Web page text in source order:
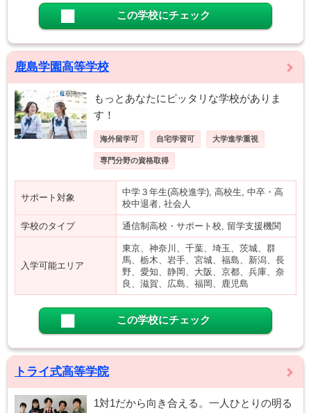
この学校にチェック
鹿島学園高等学校
もっとあなたにピッタリな学校がありま
す！
海外留学可 自宅学習可 大学進学重視
専門分野の資格取得
サポート対象
中学３年生(高校進学), 高校生, 中卒・高
校中退者, 社会人
学校のタイプ 通信制高校・サポート校, 留学支援機関
入学可能エリア
東京、神奈川、千葉、埼玉、茨城、群
馬、栃木、岩手、宮城、福島、新潟、長
野、愛知、静岡、大阪、京都、兵庫、奈
良、滋賀、広島、福岡、鹿児島
この学校にチェック
トライ式高等学院
1対1だから向き合える。一人ひとりの明る